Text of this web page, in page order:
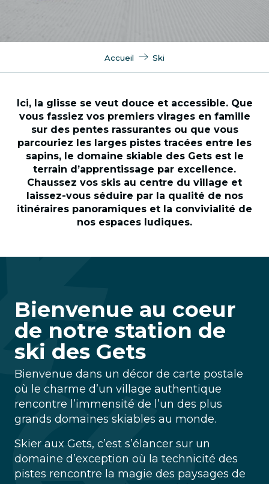
Accueil Ski
Ici, la glisse se veut douce et accessible. Que
vous fassiez vos premiers virages en famille
sur des pentes rassurantes ou que vous
parcouriez les larges pistes tracées entre les
sapins, le domaine skiable des Gets est le
terrain d’apprentissage par excellence.
Chaussez vos skis au centre du village et
laissez-vous séduire par la qualité de nos
itinéraires panoramiques et la convivialité de
nos espaces ludiques.
Bienvenue au coeur
de notre station de
ski des Gets
Bienvenue dans un décor de carte postale
où le charme d’un village authentique
rencontre l’immensité de l’un des plus
grands domaines skiables au monde.
Skier aux Gets, c’est s’élancer sur un
domaine d’exception où la technicité des
pistes rencontre la magie des paysages de